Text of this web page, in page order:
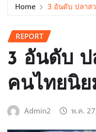
Home 3 อันดับ ปลาส
REPORT
3 อันดับ ป
คนไทยนิย
Admin2 พ.ค.